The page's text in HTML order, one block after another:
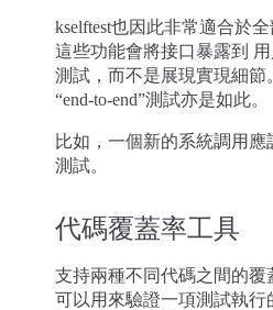
kselftest也因此非常適合於
這些功能會將接口暴露到
測試，而不是展現實現細節
“end-to-end”測試亦是如此。
比如，一個新的系統調用應
測試。
代碼覆蓋率工具
支持兩種不同代碼之間的覆
可以用來驗證一項測試執行